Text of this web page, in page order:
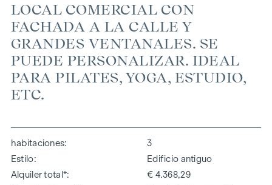
LOCAL COMERCIAL CON
FACHADA A LA CALLE Y
GRANDES VENTANALES. SE
PUEDE PERSONALIZAR. IDEAL
PARA PILATES, YOGA, ESTUDIO,
ETC.
habitaciones
3
Estilo
Edificio antiguo
Alquiler total*
€ 4.368,29